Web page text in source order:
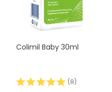
Colimil Baby 30ml
(8)